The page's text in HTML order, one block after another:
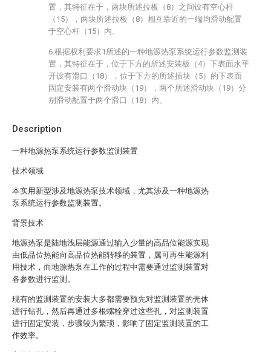
Description
一种地源热泵系统运行参数监测装置
技术领域
本实用新型涉及地源热泵技术领域，尤其涉及一种地源热
泵系统运行参数监测装置。
背景技术
地源热泵是陆地浅层能源通过输入少量的高品位能源实现
由低品位热能向高品位热能转移的装置，属可再生能源利
用技术，而地源热泵在工作的过程中需要通过监测装置对
各参数进行监测。
现有的监测装置的安装大多都需要预先对监测装置的壳体
进行钻孔，然后再通过多根螺栓穿过这些孔，对监测装置
进行固定安装，步骤较为繁琐，影响了固定监测装置的工
作效率。
置，其特征在于，两块所述拉板（8）之间设有空心杆
（15），两块所述拉板（8）相互靠近的一端均滑动配置
于空心杆（15）内。
6.根据权利要求1所述的一种地源热泵系统运行参数监测装
置，其特征在于，位于下方的所述安装板（4）下表面水平
开设有滑口（18），位于下方的所述插块（5）的下表面
固定安装有两个滑动块（19），两个所述滑动块（19）分
别滑动配置于两个滑口（18）内。